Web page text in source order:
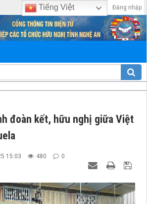
Đăng nhập
Tiếng Việt
đoàn kết, hữu nghị giữa Việt
15:03 480 0